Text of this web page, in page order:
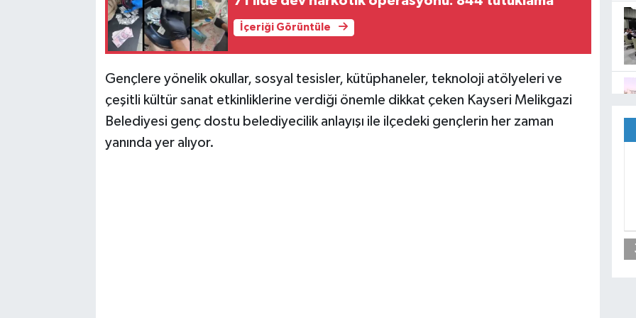
İçeriği Görüntüle
Gençlere yönelik okullar, sosyal tesisler, kütüphaneler, teknoloji atölyeleri ve
çeşitli kültür sanat etkinliklerine verdiği önemle dikkat çeken Kayseri Melikgazi
Belediyesi genç dostu belediyecilik anlayışı ile ilçedeki gençlerin her zaman
yanında yer alıyor.